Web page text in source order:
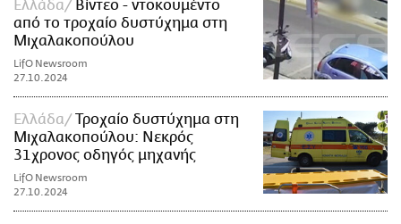
Ελλάδα
Βίντεο - ντοκουμέντο
από το τροχαίο δυστύχημα στη
Μιχαλακοπούλου
LifO Newsroom
27.10.2024
Ελλάδα
Τροχαίο δυστύχημα στη
Μιχαλακοπούλου: Νεκρός
31χρονος οδηγός μηχανής
LifO Newsroom
27.10.2024